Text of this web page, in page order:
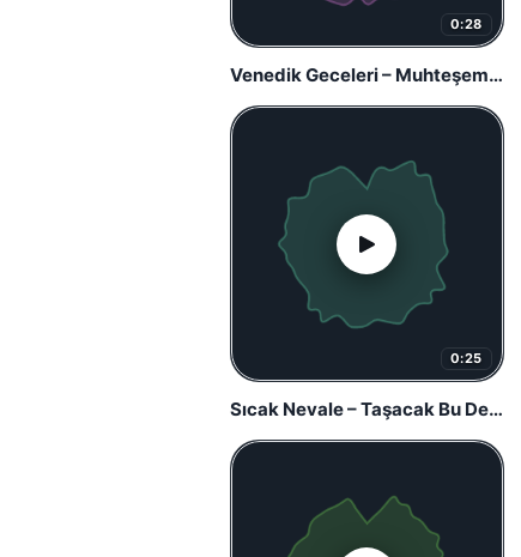
0:28
Venedik Geceleri – Muhteşem Yüzyıl
0:25
Sıcak Nevale – Taşacak Bu Deniz